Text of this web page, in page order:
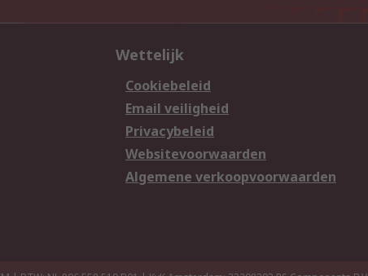
Wettelijk
Cookiebeleid
Email veiligheid
Privacybeleid
Websitevoorwaarden
Algemene verkoopvoorwaarden